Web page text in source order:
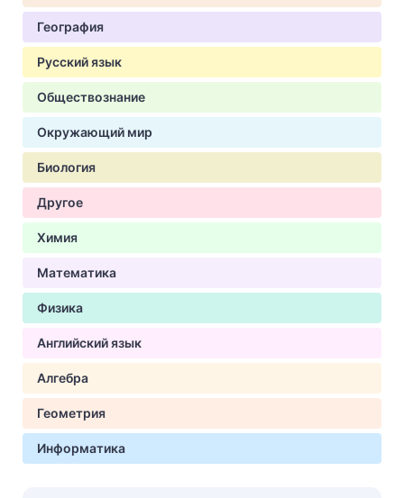
География
Русский язык
Обществознание
Окружающий мир
Биология
Другое
Химия
Математика
Физика
Английский язык
Алгебра
Геометрия
Информатика